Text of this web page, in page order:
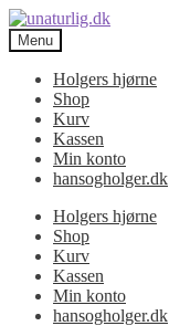
Spring
til
navigation
Spring
til
indhold
Menu
Holgers hjørne
Shop
Kurv
Kassen
Min konto
hansogholger.dk
Holgers hjørne
Shop
Kurv
Kassen
Min konto
hansogholger.dk